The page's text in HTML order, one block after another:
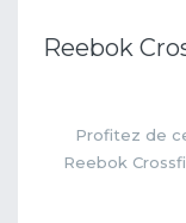
Reebok
Profitez de
Reebok